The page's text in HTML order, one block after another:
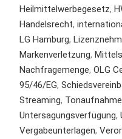
Heilmittelwerbegesetz,
Handelsrecht,
LG Hamburg,
Markenverletzung,
Nachfragemenge, OLG
95/46/EG,
Streaming, Tonaufnahme
Untersagungsverfügung,
Vergabeunterlagen,